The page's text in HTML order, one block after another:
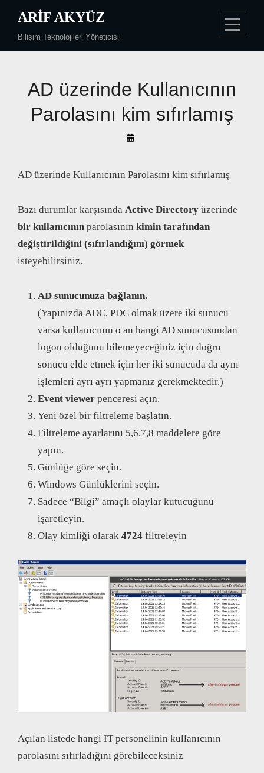
content
ARIF AKYÜZ
Bilişim Teknolojileri Yöneticisi
AD üzerinde Kullanıcının
Parolasını kim sıfırlamış
By
AD üzerinde Kullanıcının Parolasını kim sıfırlamış
Bazı durumlar karşısında Active Directory üzerinde
bir kullanıcının parolasının kimin tarafından
değiştirildiğini (sıfırlandığını) görmek
isteyebilirsiniz.
AD sunucunuza bağlanın.
(Yapınızda ADC, PDC olmak üzere iki sunucu
varsa kullanıcının o an hangi AD sunucusundan
logon olduğunu bilemeyeceğiniz için doğru
sonucu elde etmek için her iki sunucuda da aynı
işlemleri ayrı ayrı yapmanız gerekmektedir.)
Event viewer penceresi açın.
Yeni özel bir filtreleme başlatın.
Filtreleme ayarlarını 5,6,7,8 maddelere göre
yapın.
Günlüğe göre seçin.
Windows Günlüklerini seçin.
Sadece “Bilgi” amaçlı olaylar kutucuğunu
işaretleyin.
Olay kimliği olarak 4724 filtreleyin
Açılan listede hangi IT personelinin kullanıcının
parolasını sıfırladığını görebileceksiniz